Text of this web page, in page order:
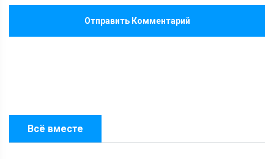
Всё вместе
Отправить Комментарий